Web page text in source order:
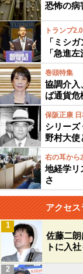
恐怖の病
トランプ
「ミシ
「急進
巻頭特集
協調介入
ば通貨危
保阪正康
シリーズ
野村大使
右の耳から
地経学リ
さ
アクセ
佐藤二
トに入
1
2